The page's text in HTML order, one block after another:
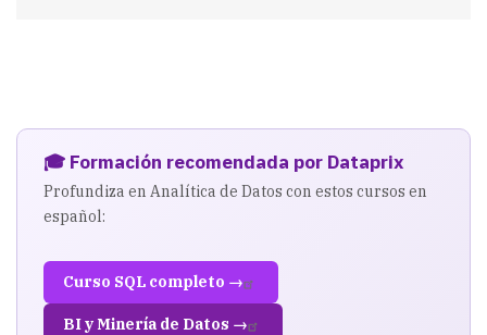
🎓 Formación recomendada por Dataprix
Profundiza en Analítica de Datos con estos cursos en
español:
Curso SQL completo →
BI y Minería de Datos →